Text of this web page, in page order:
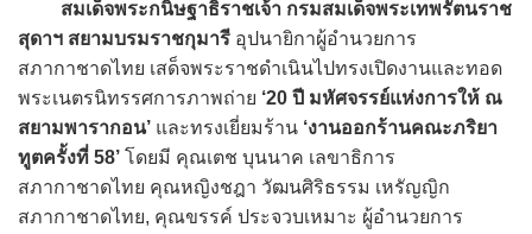
สมเด็จพระกนิษฐาธิราชเจ้า กรมสมเด็จพระเทพรัตนราช
สุดาฯ สยามบรมราชกุมารี อุปนายิกาผู้อำนวยการ
สภากาชาดไทย เสด็จพระราชดำเนินไปทรงเปิดงานและทอด
พระเนตรนิทรรศการภาพถ่าย ‘20 ปี มหัศจรรย์แห่งการให้ ณ
สยามพารากอน’ และทรงเยี่ยมร้าน ‘งานออกร้านคณะภริยา
ทูตครั้งที่ 58’ โดยมี คุณเตช บุนนาค เลขาธิการ
สภากาชาดไทย คุณหญิงชฎา วัฒนศิริธรรม เหรัญญิก
สภากาชาดไทย, คุณขรรค์ ประจวบเหมาะ ผู้อำนวยการ